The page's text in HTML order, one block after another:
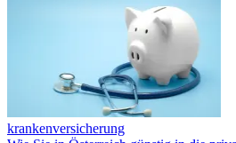
krankenversicherung